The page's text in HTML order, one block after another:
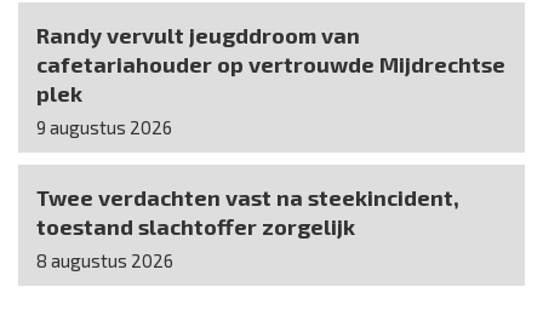
Randy vervult jeugddroom van
cafetariahouder op vertrouwde Mijdrechtse
plek
9 augustus 2026
Twee verdachten vast na steekincident,
toestand slachtoffer zorgelijk
8 augustus 2026